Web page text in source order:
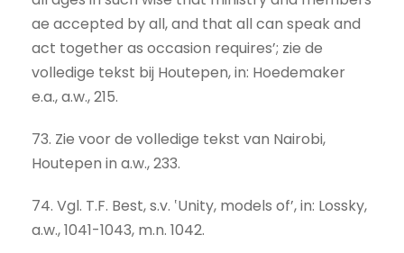
ae accepted by all, and that all can speak and
act together as occasion requires’; zie de
volledige tekst bij Houtepen, in: Hoedemaker
e.a., a.w., 215.
73. Zie voor de volledige tekst van Nairobi,
Houtepen in a.w., 233.
74. Vgl. T.F. Best, s.v. ‛Unity, models of’, in: Lossky,
a.w., 1041-1043, m.n. 1042.